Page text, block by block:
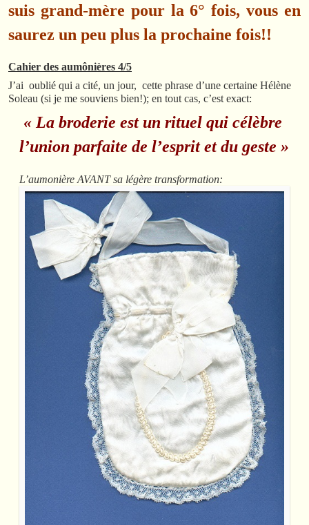
suis grand-mère pour la 6° fois, vous en
saurez un peu plus la prochaine fois!!
Cahier des aumônières 4/5
J’ai oublié qui a cité, un jour, cette phrase d’une certaine Hélène
Soleau (si je me souviens bien!); en tout cas, c’est exact:
« La broderie est un rituel qui célèbre
l’union parfaite de l’esprit et du geste »
L’aumonière AVANT sa légère transformation: